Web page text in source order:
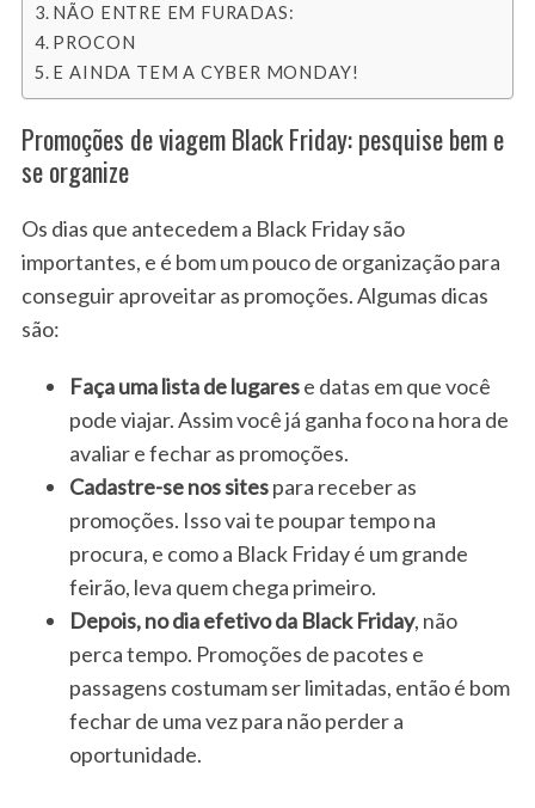
NÃO ENTRE EM FURADAS:
PROCON
E AINDA TEM A CYBER MONDAY!
Promoções de viagem Black Friday: pesquise bem e
se organize
Os dias que antecedem a Black Friday são
importantes, e é bom um pouco de organização para
conseguir aproveitar as promoções. Algumas dicas
são:
Faça uma lista de lugarese datas em que você
pode viajar. Assim você já ganha foco na hora de
avaliar e fechar as promoções.
Cadastre-se nos sitespara receber as
promoções. Isso vai te poupar tempo na
procura, e como a Black Friday é um grande
feirão, leva quem chega primeiro.
Depois, no dia efetivo da Black Friday, não
perca tempo. Promoções de pacotes e
passagens costumam ser limitadas, então é bom
fechar de uma vez para não perder a
oportunidade.